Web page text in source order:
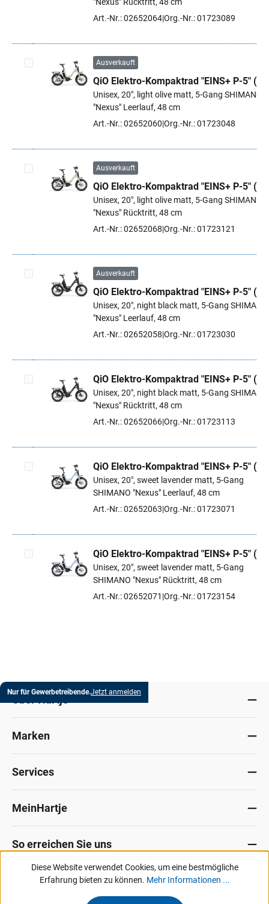
Art.-Nr.: 02652064Org.-Nr.: 01723089
Artikel auswählen
Ausverkauft
QiO Elektro-Kompaktrad "EINS+ P-5"
Unisex, 20", light olive matt, 5-Gang SHIMANO
"Nexus" Leerlauf, 48 cm
Art.-Nr.: 02652060 Org.-Nr.: 01723048
Artikel auswählen
Ausverkauft
QiO Elektro-Kompaktrad "EINS+ P-5"
Unisex, 20", light olive matt, 5-Gang SHIMANO
"Nexus" Rücktritt, 48 cm
Art.-Nr.: 02652068 Org.-Nr.: 01723121
Artikel auswählen
Ausverkauft
QiO Elektro-Kompaktrad "EINS+ P-5"
Unisex, 20", night black matt, 5-Gang SHIMANO
"Nexus" Leerlauf, 48 cm
Art.-Nr.: 02652058 Org.-Nr.: 01723030
Artikel auswählen
QiO Elektro-Kompaktrad "EINS+ P-5"
Unisex, 20", night black matt, 5-Gang SHIMANO
"Nexus" Rücktritt, 48 cm
Art.-Nr.: 02652066Org.-Nr.: 01723113
Artikel auswählen
QiO Elektro-Kompaktrad "EINS+ P-5"
Unisex, 20", sweet lavender matt, 5-Gang
SHIMANO "Nexus" Leerlauf, 48 cm
Art.-Nr.: 02652063 Org.-Nr.: 01723071
Artikel auswählen
QiO Elektro-Kompaktrad "EINS+ P-5"
Unisex, 20", sweet lavender matt, 5-Gang
SHIMANO "Nexus" Rücktritt, 48 cm
Art.-Nr.: 02652071 Org.-Nr.: 01723154
Nur für Gewerbetreibende.Jetzt anmelden
Marken
Services
MeinHartje
So erreichen Sie uns
Datenschutz ImpressumAllg. Verkaufsbedingungen
KontaktHinweisgeber-Portal
Diese Website verwendet Cookies, um eine bestmögliche
Erfahrung bieten zu können. Mehr Informationen ...